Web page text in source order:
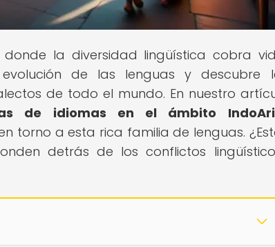
la diversidad lingüística cobra
de las lenguas y descubre
de todo el mundo. En nuestro
de idiomas en el ámbito
torno a esta rica familia de lenguas.
detrás de los conflictos